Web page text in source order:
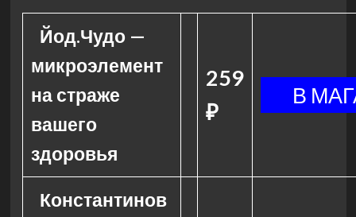
Йод.Чудо —
микроэлемент
на страже
вашего
здоровья
259
₽
Константинов